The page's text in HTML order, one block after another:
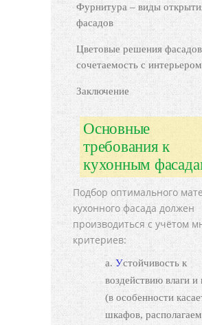
Фурнитура – виды
фасадов
Цветовые решения
сочетаемость с
Заключение
Основные
требования к
кухонным
Подбор оптимального
кухонного фасада должен
производиться с учётом
критериев:
Устойчивость к
воздействию влаги и
(в особенности
шкафов,